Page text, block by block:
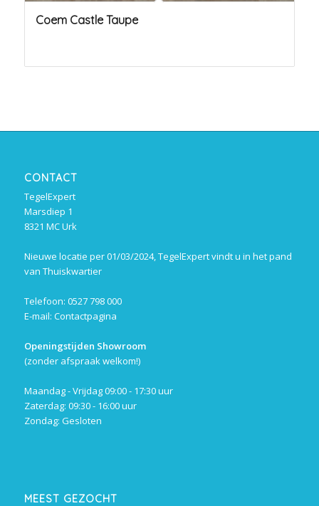
Coem Castle Taupe
CONTACT
TegelExpert
Marsdiep 1
8321 MC Urk
Nieuwe locatie per 01/03/2024, TegelExpert vindt u in het pand
van Thuiskwartier
Telefoon: 0527 798 000
E-mail: Contactpagina
Openingstijden Showroom
(zonder afspraak welkom!)
Maandag - Vrijdag 09:00 - 17:30 uur
Zaterdag: 09:30 - 16:00 uur
Zondag: Gesloten
MEEST GEZOCHT